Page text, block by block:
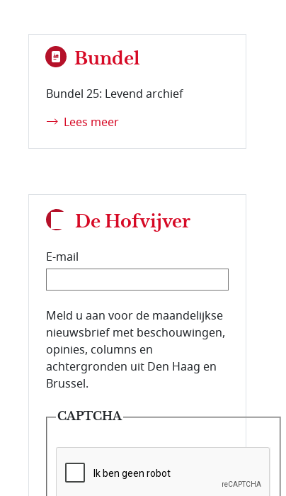
Bundel
Bundel 25: Levend archief
Lees meer
De Hofvijver
E-mail
E-mailadres van de abonnee.
Meld u aan voor de maandelijkse
nieuwsbrief met beschouwingen,
opinies, columns en
achtergronden uit Den Haag en
Brussel.
CAPTCHA